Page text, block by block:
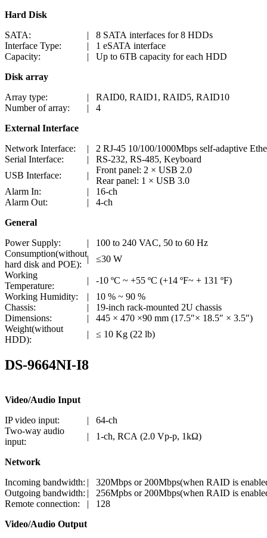
Hard Disk
SATA:
|
8 SATA interfaces for 8 HDDs
Interface Type:
|
1 eSATA interface
Capacity:
|
Up to 6TB capacity for each HDD
Disk array
Array type:
|
RAID0, RAID1, RAID5, RAID10
Number of array:
|
4
External Interface
Network Interface:
|
2 RJ-45 10/100/1000Mbps self-adaptive
Serial Interface:
|
RS-232, RS-485, Keyboard
USB Interface:
|
Front panel: 2 × USB 2.0
Rear panel: 1 × USB 3.0
Alarm In:
|
16-ch
Alarm Out:
|
4-ch
General
Power Supply:
|
100 to 240 VAC, 50 to 60 Hz
Consumption(without
hard disk and POE):
|
≤30 W
Working
Temperature:
|
-10 ºC ~ +55 ºC (+14 ºF~ + 131 ºF)
Working Humidity:
|
10 % ~ 90 %
Chassis:
|
19-inch rack-mounted 2U chassis
Dimensions:
|
445 × 470 ×90 mm (17.5″× 18.5″ × 3.5″)
Weight(without
HDD):
| ≤ 10 Kg (22 lb)
DS-9664NI-I8
Video/Audio Input
IP video input:
|
64-ch
Two-way audio
input:
| 1-ch, RCA (2.0 Vp-p, 1kΩ)
Network
Incoming bandwidth: |
320Mbps or 200Mbps(when RAID is
Outgoing bandwidth: |
256Mpbs or 200Mbps(when RAID is
Remote connection:
|
128
Video/Audio Output